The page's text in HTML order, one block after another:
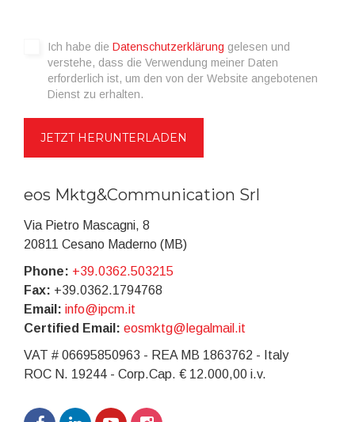
Ich habe die Datenschutzerklärung gelesen und
verstehe, dass die Verwendung meiner Daten
erforderlich ist, um den von der Website angebotenen
Dienst zu erhalten.
eos Mktg&Communication Srl
Via Pietro Mascagni, 8
20811 Cesano Maderno (MB)
Phone: +39.0362.503215
Fax: +39.0362.1794768
Email: info@ipcm.it
Certified Email: eosmktg@legalmail.it
VAT # 06695850963 - REA MB 1863762 - Italy
ROC N. 19244 - Corp.Cap. € 12.000,00 i.v.